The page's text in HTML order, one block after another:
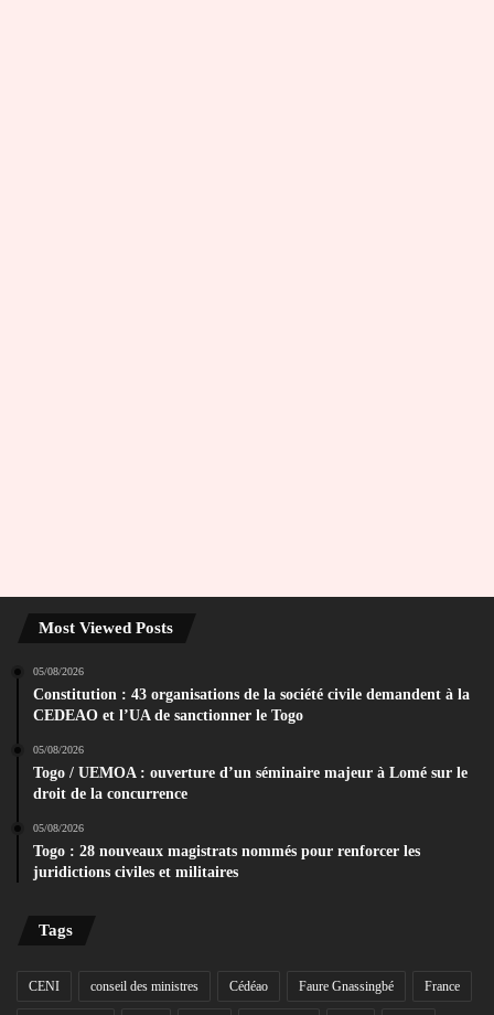
Most Viewed Posts
05/08/2026
Constitution : 43 organisations de la société civile demandent à la
CEDEAO et l’UA de sanctionner le Togo
05/08/2026
Togo / UEMOA : ouverture d’un séminaire majeur à Lomé sur le
droit de la concurrence
05/08/2026
Togo : 28 nouveaux magistrats nommés pour renforcer les
juridictions civiles et militaires
Tags
CENI conseil des ministres Cédéao Faure Gnassingbé France